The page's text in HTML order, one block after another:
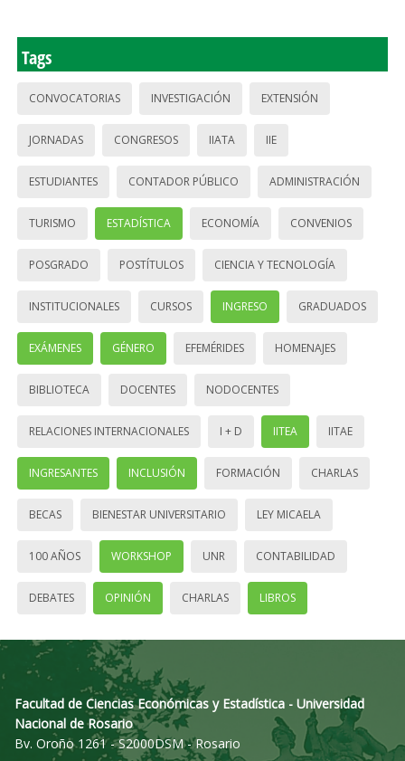
Tags
CONVOCATORIAS INVESTIGACIÓN EXTENSIÓN
JORNADAS CONGRESOS IIATA IIE
ESTUDIANTES CONTADOR PÚBLICO ADMINISTRACIÓN
TURISMO ESTADÍSTICA ECONOMÍA CONVENIOS
POSGRADO POSTÍTULOS CIENCIA Y TECNOLOGÍA
INSTITUCIONALES CURSOS INGRESO GRADUADOS
EXÁMENES GÉNERO EFEMÉRIDES HOMENAJES
BIBLIOTECA DOCENTES NODOCENTES
RELACIONES INTERNACIONALES I + D IITEA IITAE
INGRESANTES INCLUSIÓN FORMACIÓN CHARLAS
BECAS BIENESTAR UNIVERSITARIO LEY MICAELA
100 AÑOS WORKSHOP UNR CONTABILIDAD
DEBATES OPINIÓN CHARLAS LIBROS
Facultad de Ciencias Económicas y Estadística - Universidad
Nacional de Rosario
Bv. Oroño 1261 - S2000DSM - Rosario